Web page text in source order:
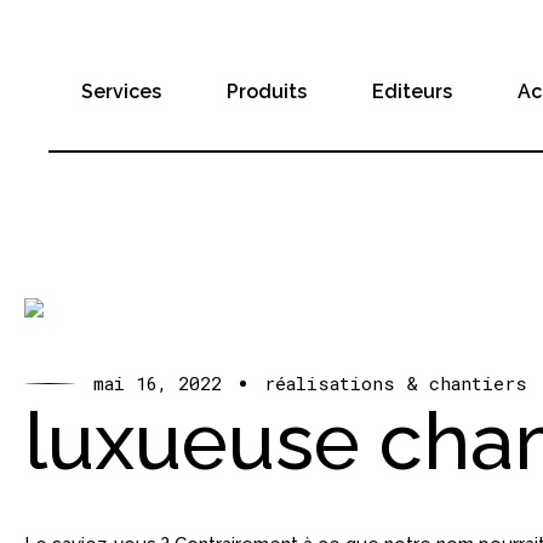
Services Produits Editeurs
mai 16, 2022 réalisations & chantiers
luxueuse